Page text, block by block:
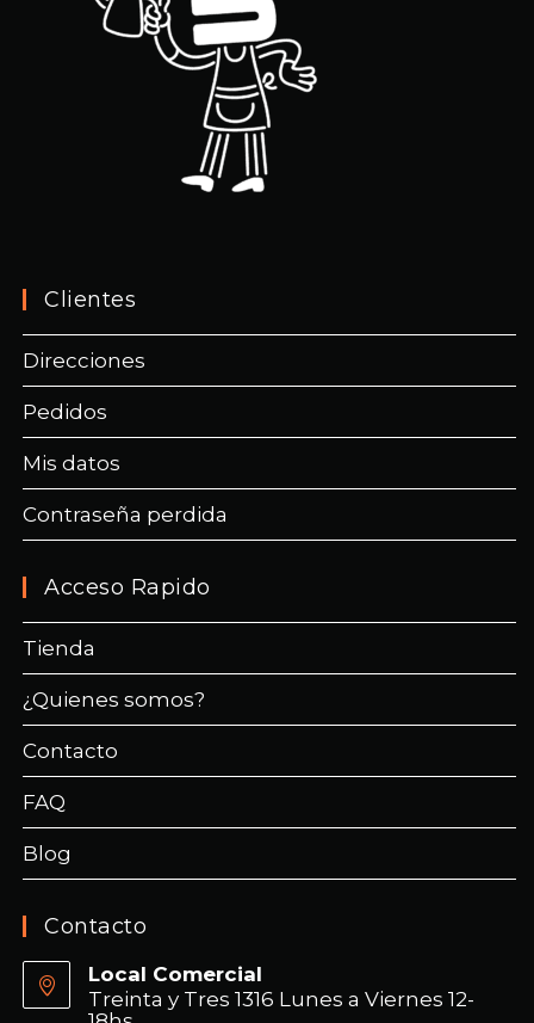
Clientes
Direcciones
Pedidos
Mis datos
Contraseña perdida
Acceso Rapido
Tienda
¿Quienes somos?
Contacto
FAQ
Blog
Contacto
Local Comercial
Treinta y Tres 1316 Lunes a Viernes 12-